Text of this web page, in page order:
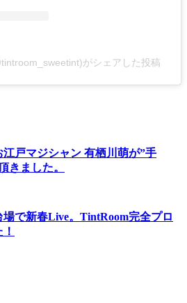
がシェアした投稿
戸マジシャン 有栖川萌が”手
きました。
で新春Live。TintRoom完全プロ